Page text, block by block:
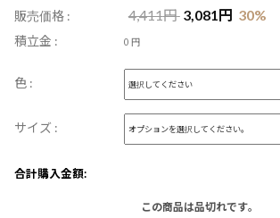
販売価格 : 4,411円 3,081 円 30%
積立金 : 0 円
色 :
サイズ :
合計購入金額:
この商品は品切れです。